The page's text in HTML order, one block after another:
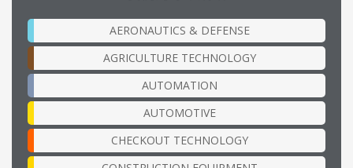
AERONAUTICS & DEFENSE
AGRICULTURE TECHNOLOGY
AUTOMATION
AUTOMOTIVE
CHECKOUT TECHNOLOGY